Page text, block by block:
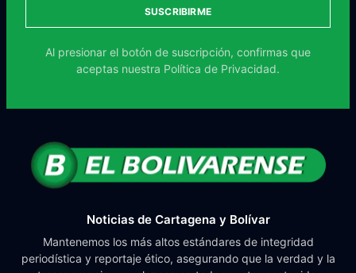
SUSCRIBIRME
Al presionar el botón de suscripción, confirmas que
aceptas nuestra Política de Privacidad.
Noticias de Cartagena y Bolívar
Mantenemos los más altos estándares de integridad
periodística y reportaje ético, asegurando que la verdad y la